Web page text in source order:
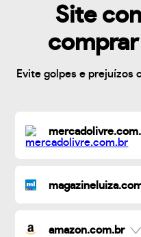
Site
Evite golpes e prejuízos
amazon.com.br